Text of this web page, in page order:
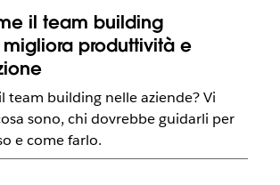
il team building
produttività e
team building nelle aziende? Vi
sono, chi dovrebbe guidarli per
e come farlo.